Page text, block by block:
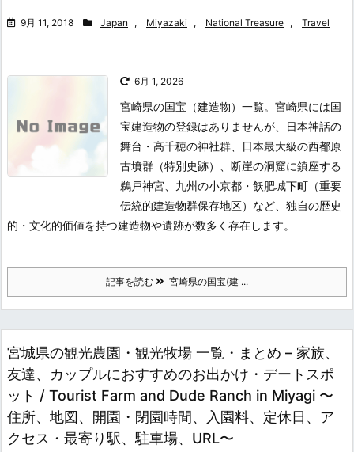
9月 11, 2018 Japan , Miyazaki , National Treasure , Travel
6月 1, 2026
宮崎県の国宝（建造物）一覧。宮崎県には国
宝建造物の登録はありませんが、日本神話の
舞台・高千穂の神社群、日本最大級の西都原
古墳群（特別史跡）、断崖の洞窟に鎮座する
鵜戸神宮、九州の小京都・飫肥城下町（重要
伝統的建造物群保存地区）など、独自の歴史
的・文化的価値を持つ建造物や遺跡が数多く存在します。
記事を読む 宮崎県の国宝(建 ...
宮城県の観光農園・観光牧場 一覧・まとめ – 家族、
友達、カップルにおすすめのお出かけ・デートスポ
ット / Tourist Farm and Dude Ranch in Miyagi 〜
住所、地図、開園・閉園時間、入園料、定休日、ア
クセス・最寄り駅、駐車場、URL〜